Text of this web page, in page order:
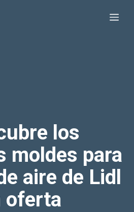
los
moldes para
aire de Lidl
oferta